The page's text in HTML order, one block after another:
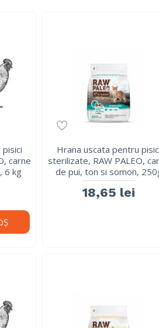
carne
6 kg
Hrana uscata pentru
sterilizate, RAW PALEO,
de pui, ton si somon,
18,65 lei